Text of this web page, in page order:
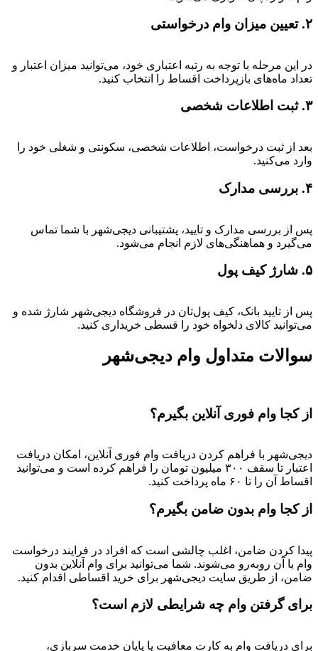
۲. تعیین میزان وام درخواستی
در این مرحله با توجه به رتبه اعتباری خود، می‌توانید میزان اعتبار و
تعداد ماه‌های بازپرداخت اقساط را انتخاب کنید.
۳. ثبت اطلاعات شخصی
بعد از ثبت درخواست، اطلاعات شخصی، سکونتی و شغلی خود را
وارد می‌کنید.
۴. بررسی مدارک
پس از بررسی مدارک و تایید، پشتیبانی دیجی‌شهر با شما تماس
می‌گیرد و هماهنگی‌های لازم انجام می‌شود.
۵. شارژ کیف پول
پس از تایید بانک، کیف پول‌تان در فروشگاه دیجی‌شهر شارژ شده و
می‌توانید کالای دلخواه خود را قسطی خریداری کنید.
سوالات متداول وام دیجی‌شهر
از کجا وام فوری آنلاین بگیرم؟
دیجی‌شهر با فراهم کردن دریافت وام فوری آنلاین، امکان دریافت
اعتبار تا سقف ۳۰۰ میلیون تومان را فراهم کرده است و می‌توانید
اقساط آن را تا ۶۰ ماه پرداخت کنید.
از کجا وام بدون ضامن بگیرم؟
پیدا کردن ضامن، اغلب چالشی است که افراد در فرایند درخواست
وام با آن روبه‌رو می‌شوند. شما می‌توانید برای وام آنلاین بدون
ضامن، از طریق سایت دیجی‌شهر برای خرید اقساطی اقدام کنید.
برای گرفتن وام چه شرایطی لازم است؟
برای دریافت وام به کارت معافیت یا پایان خدمت سربازی،